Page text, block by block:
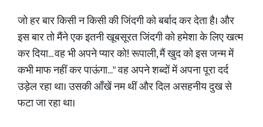
जो हर बार किसी न किसी की जिंदगी को बर्बाद कर देता है। और
इस बार तो मैंने एक इतनी खूबसूरत जिंदगी को हमेशा के लिए खत्म
कर दिया... वह भी अपने प्यार को! रूपाली, मैं खुद को इस जन्म में
कभी माफ नहीं कर पाऊंगा..." वह अपने शब्दों में अपना पूरा दर्द
उड़ेल रहा था। उसकी आँखें नम थीं और दिल असहनीय दुख से
फटा जा रहा था।